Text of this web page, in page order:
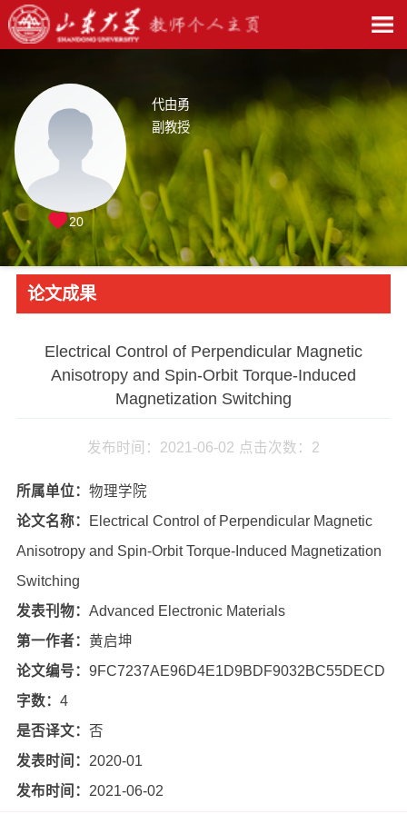
代由勇
副教授
20
论文成果
Electrical Control of Perpendicular Magnetic
Anisotropy and Spin-Orbit Torque-Induced
Magnetization Switching
发布时间：2021-06-02 点击次数： 2
所属单位： 物理学院
论文名称：
Electrical Control of Perpendicular Magnetic
Anisotropy and Spin-Orbit Torque-Induced Magnetization
Switching
发表刊物： Advanced Electronic Materials
第一作者： 黄启坤
论文编号： 9FC7237AE96D4E1D9BDF9032BC55DECD
字数： 4
是否译文： 否
发表时间： 2020-01
发布时间： 2021-06-02